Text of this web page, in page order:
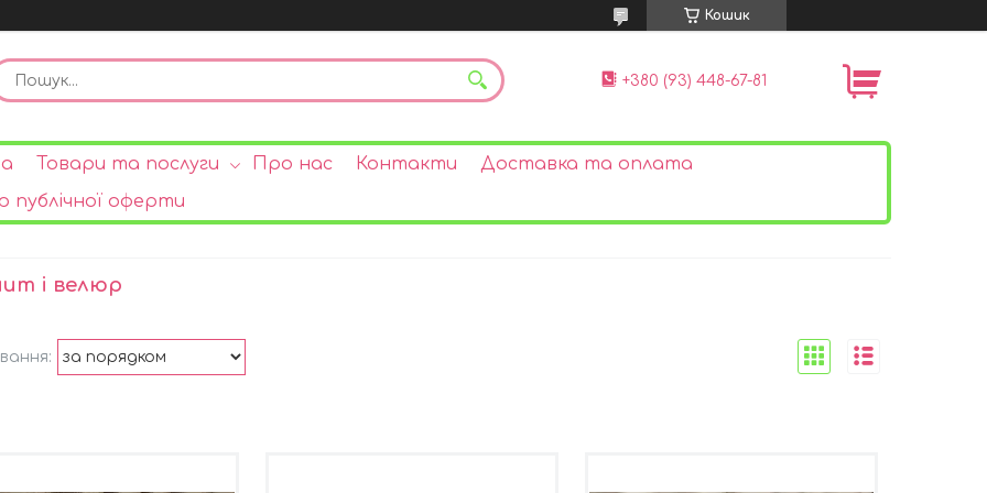
Кошик
+380 (93) 448-67-81
Товари та послуги Про нас Контакти
Доставка та оплата
публічної оферти
і велюр